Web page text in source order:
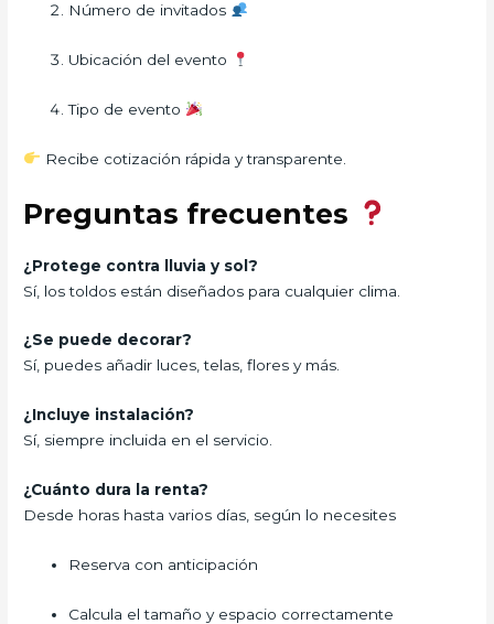
Número de invitados
Ubicación del evento
Tipo de evento
Recibe cotización rápida y transparente.
Preguntas frecuentes
¿Protege contra lluvia y sol?
Sí, los toldos están diseñados para cualquier clima.
¿Se puede decorar?
Sí, puedes añadir luces, telas, flores y más.
¿Incluye instalación?
Sí, siempre incluida en el servicio.
¿Cuánto dura la renta?
Desde horas hasta varios días, según lo necesites
Reserva con anticipación
Calcula el tamaño y espacio correctamente